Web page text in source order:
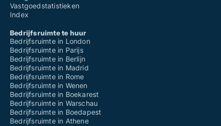
Vastgoedstatistieken
Index
Bedrijfsruimte te huur
Bedrijfsruimte in London
Bedrijfsruimte in Parijs
Bedrijfsruimte in Berlijn
Bedrijfsruimte in Madrid
Bedrijfsruimte in Rome
Bedrijfsruimte in Wenen
Bedrijfsruimte in Boekarest
Bedrijfsruimte in Warschau
Bedrijfsruimte in Boedapest
Bedrijfsruimte in Athene